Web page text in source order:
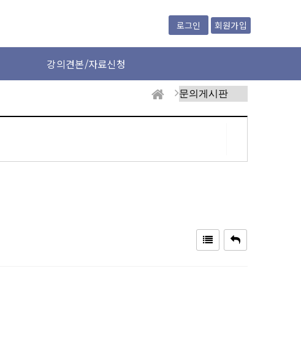
로그인 회원가입
강의견본/자료신청